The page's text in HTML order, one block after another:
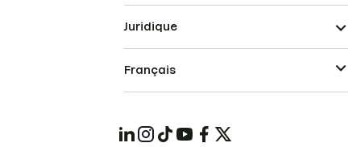
Juridique
Français